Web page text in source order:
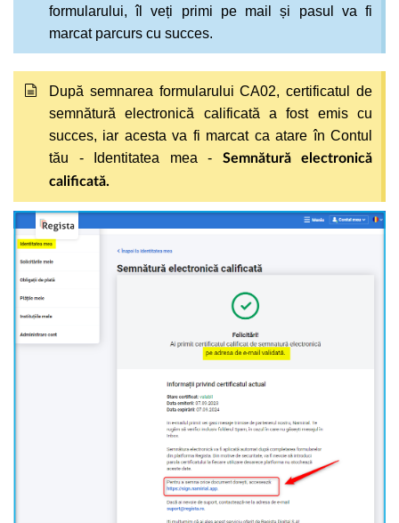
formularului, îl veți primi pe mail și pasul va fi
marcat parcurs cu succes.
După semnarea formularului CA02, certificatul de
semnătură electronică calificată a fost emis cu
succes, iar acesta va fi marcat ca atare în Contul
tău - Identitatea mea - Semnătură electronică
calificată.